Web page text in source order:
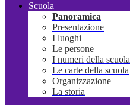
Scuola
Panoramica
Presentazione
I luoghi
Le persone
I numeri della scuola
Le carte della scuola
Organizzazione
La storia